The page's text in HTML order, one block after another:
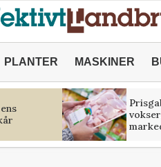
PLANTER MASKINER